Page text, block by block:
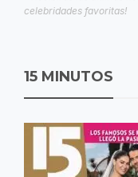
celebridades favoritas!
15 MINUTOS